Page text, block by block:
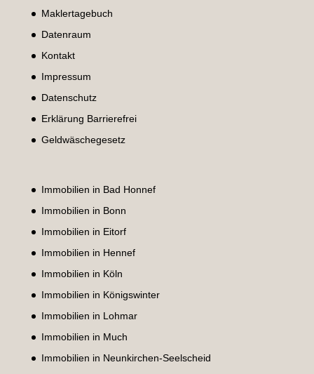
Maklertagebuch
Datenraum
Kontakt
Impressum
Datenschutz
Erklärung Barrierefrei
Geldwäschegesetz
Immobilien in Bad Honnef
Immobilien in Bonn
Immobilien in Eitorf
Immobilien in Hennef
Immobilien in Köln
Immobilien in Königswinter
Immobilien in Lohmar
Immobilien in Much
Immobilien in Neunkirchen-Seelscheid